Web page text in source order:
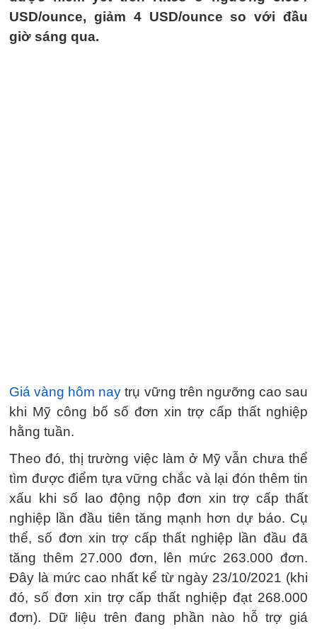
USD/ounce, giảm 4 USD/ounce so với đầu
giờ sáng qua.
Giá vàng hôm nay trụ vững trên ngưỡng cao sau
khi Mỹ công bố số đơn xin trợ cấp thất nghiệp
hằng tuần.
Theo đó, thị trường việc làm ở Mỹ vẫn chưa thể
tìm được điểm tựa vững chắc và lại đón thêm tin
xấu khi số lao động nộp đơn xin trợ cấp thất
nghiệp lần đầu tiên tăng mạnh hơn dự báo. Cụ
thể, số đơn xin trợ cấp thất nghiệp lần đầu đã
tăng thêm 27.000 đơn, lên mức 263.000 đơn.
Đây là mức cao nhất kể từ ngày 23/10/2021 (khi
đó, số đơn xin trợ cấp thất nghiệp đạt 268.000
đơn). Dữ liệu trên đang phần nào hỗ trợ giá